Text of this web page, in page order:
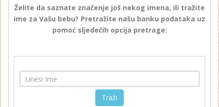
Želite da saznate značenje još nekog imena, ili tražite
ime za Vašu bebu? Pretražite našu banku podataka uz
pomoć sljedećih opcija pretrage:
Traži